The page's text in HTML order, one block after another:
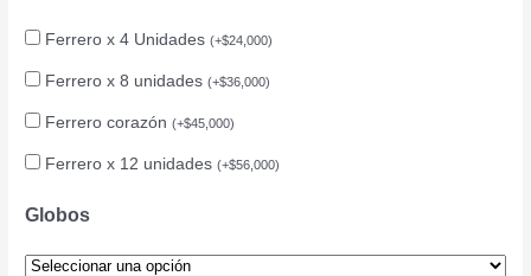
Ferrero x 4 Unidades(+$24,000)
Ferrero x 8 unidades(+$36,000)
Ferrero corazón(+$45,000)
Ferrero x 12 unidades(+$56,000)
Globos